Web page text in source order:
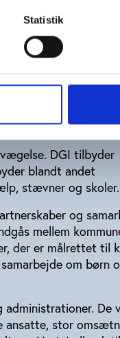
Statistik
om idræt og
placeret i
DGI tilbyder
blandt andet
stævner og skoler.
og
mellem
der er målrettet til
om børn
De
ansatte, stor